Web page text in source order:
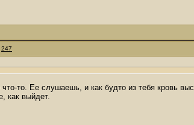
247
то. Ее слушаешь, и как будто из тебя кровь
как выйдет.